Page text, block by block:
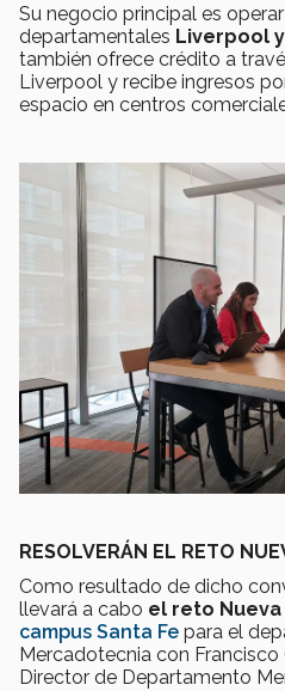
Su negocio principal es
departamentales Liverpool
también ofrece crédito a
Liverpool y recibe ingresos
espacio en centros
RESOLVERÁN EL RETO
Como resultado de dicho
llevará a cabo el reto
campus Santa Fe para el
Mercadotecnia con
Director de Departamento